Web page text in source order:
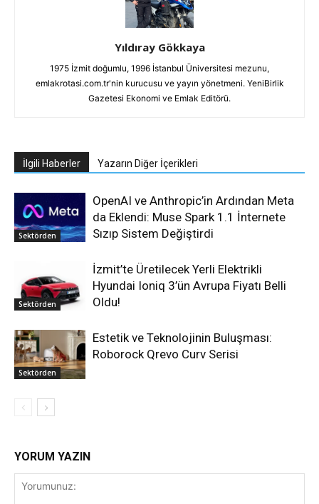
Yıldıray Gökkaya
1975 İzmit doğumlu, 1996 İstanbul Üniversitesi mezunu,
emlakrotasi.com.tr'nin kurucusu ve yayın yönetmeni. YeniBirlik
Gazetesi Ekonomi ve Emlak Editörü.
İlgili Haberler Yazarın Diğer İçerikleri
Sektörden
OpenAI ve Anthropic’in Ardından Meta
da Eklendi: Muse Spark 1.1 İnternete
Sızıp Sistem Değiştirdi
Sektörden
İzmit’te Üretilecek Yerli Elektrikli
Hyundai Ioniq 3’ün Avrupa Fiyatı Belli
Oldu!
Sektörden
Estetik ve Teknolojinin Buluşması:
Roborock Qrevo Curv Serisi
YORUM YAZIN